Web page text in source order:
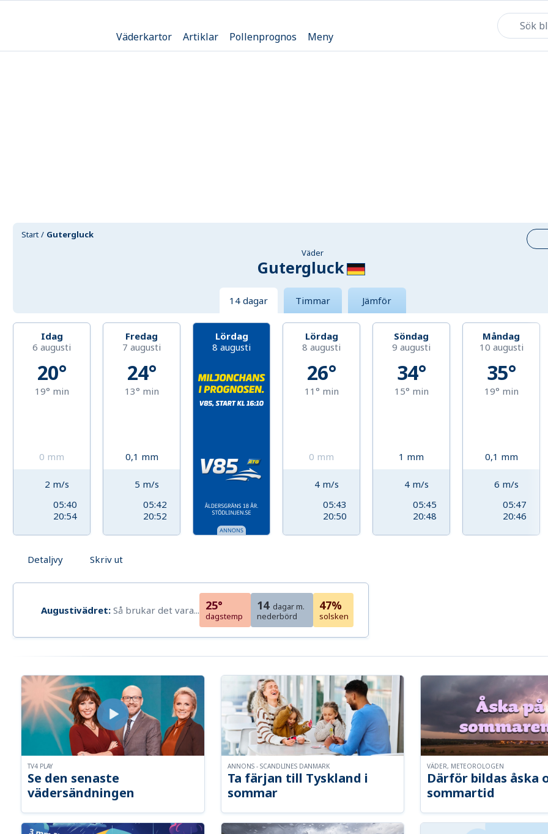
Väderkartor Artiklar Pollenprognos Meny
Start
Gutergluck
Väder
Gutergluck
14 dagar Timmar Jämför
Idag
6 augusti
20°
19° min
0 mm
2 m/s
05:40
20:54
Fredag
7 augusti
24°
13° min
0,1 mm
5 m/s
05:42
20:52
Lördag
8 augusti
Lördag
8 augusti
26°
11° min
0 mm
4 m/s
05:43
20:50
Söndag
9 augusti
34°
15° min
1 mm
4 m/s
05:45
20:48
Måndag
10 augusti
35°
19° min
0,1 mm
6 m/s
05:47
20:46
Detaljvy Skriv ut
Augustivädret: Så brukar det vara... 25°
dagstemp
14 dagar m.
nederbörd
47%
solsken
Se den senaste
vädersändningen
TV4 PLAY
Ta färjan till Tyskland i
sommar
ANNONS - SCANDLINES DANMARK
Därför bildas åska
sommartid
VÄDER, METEOROLOGEN